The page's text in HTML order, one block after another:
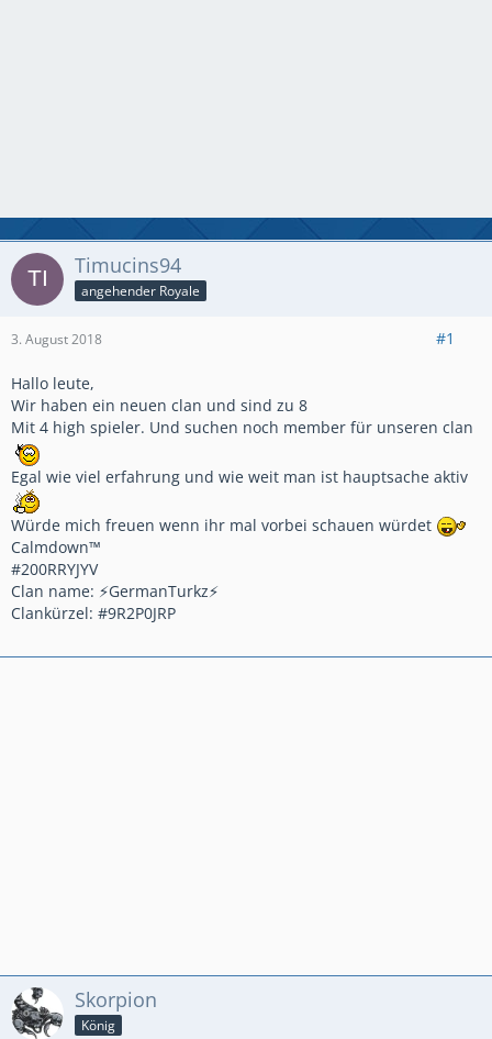
Timucins94
angehender Royale
3. August 2018 #1
Hallo leute,
Wir haben ein neuen clan und sind zu 8
Mit 4 high spieler. Und suchen noch member für unseren clan
Egal wie viel erfahrung und wie weit man ist hauptsache aktiv
Würde mich freuen wenn ihr mal vorbei schauen würdet
Calmdown™️
#200RRYJYV
Clan name: ⚡️GermanTurkz⚡️
Clankürzel: #9R2P0JRP
Skorpion
König